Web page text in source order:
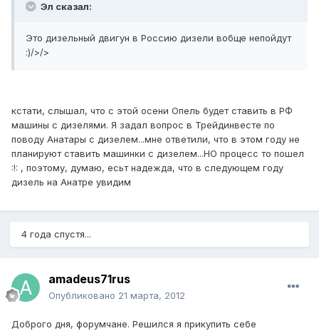
Эл сказал:
Это дизельный двигун в Россию дизели вобще непойдут
:)/>/>
кстати, слышал, что с этой осени Опель будет ставить в РФ
машины с дизелями. Я задал вопрос в Трейдинвесте по
поводу Анатары с дизелем...мне ответили, что в этом году не
планируют ставить машинки с дизелем...НО процесс то пошел
:!: , поэтому, думаю, есьт надежда, что в следующем году
дизель на Анатре увидим
4 года спустя...
amadeus71rus
Опубликовано 21 марта, 2012
Доброго дня, форумчане. Решился я прикупить себе